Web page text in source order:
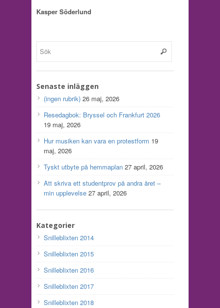
Kasper Söderlund
Senaste inläggen
(ingen rubrik) 26 maj, 2026
Resedagbok: Bryssel och Frankfurt 2026
19 maj, 2026
Hur musiken kan vara en protestform 19
maj, 2026
Tyskt utbyte på hemmaplan 27 april, 2026
Att skriva ett studentprov på andra året –
min upplevelse 27 april, 2026
Kategorier
Snilleblixten 2014
Snilleblixten 2015
Snilleblixten 2016
Snilleblixten 2017
Snilleblixten 2018